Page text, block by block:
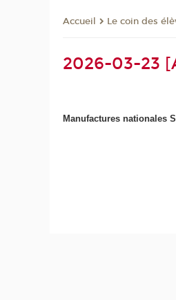
Accueil Le coin des
2026-03-23
Manufactures nationales